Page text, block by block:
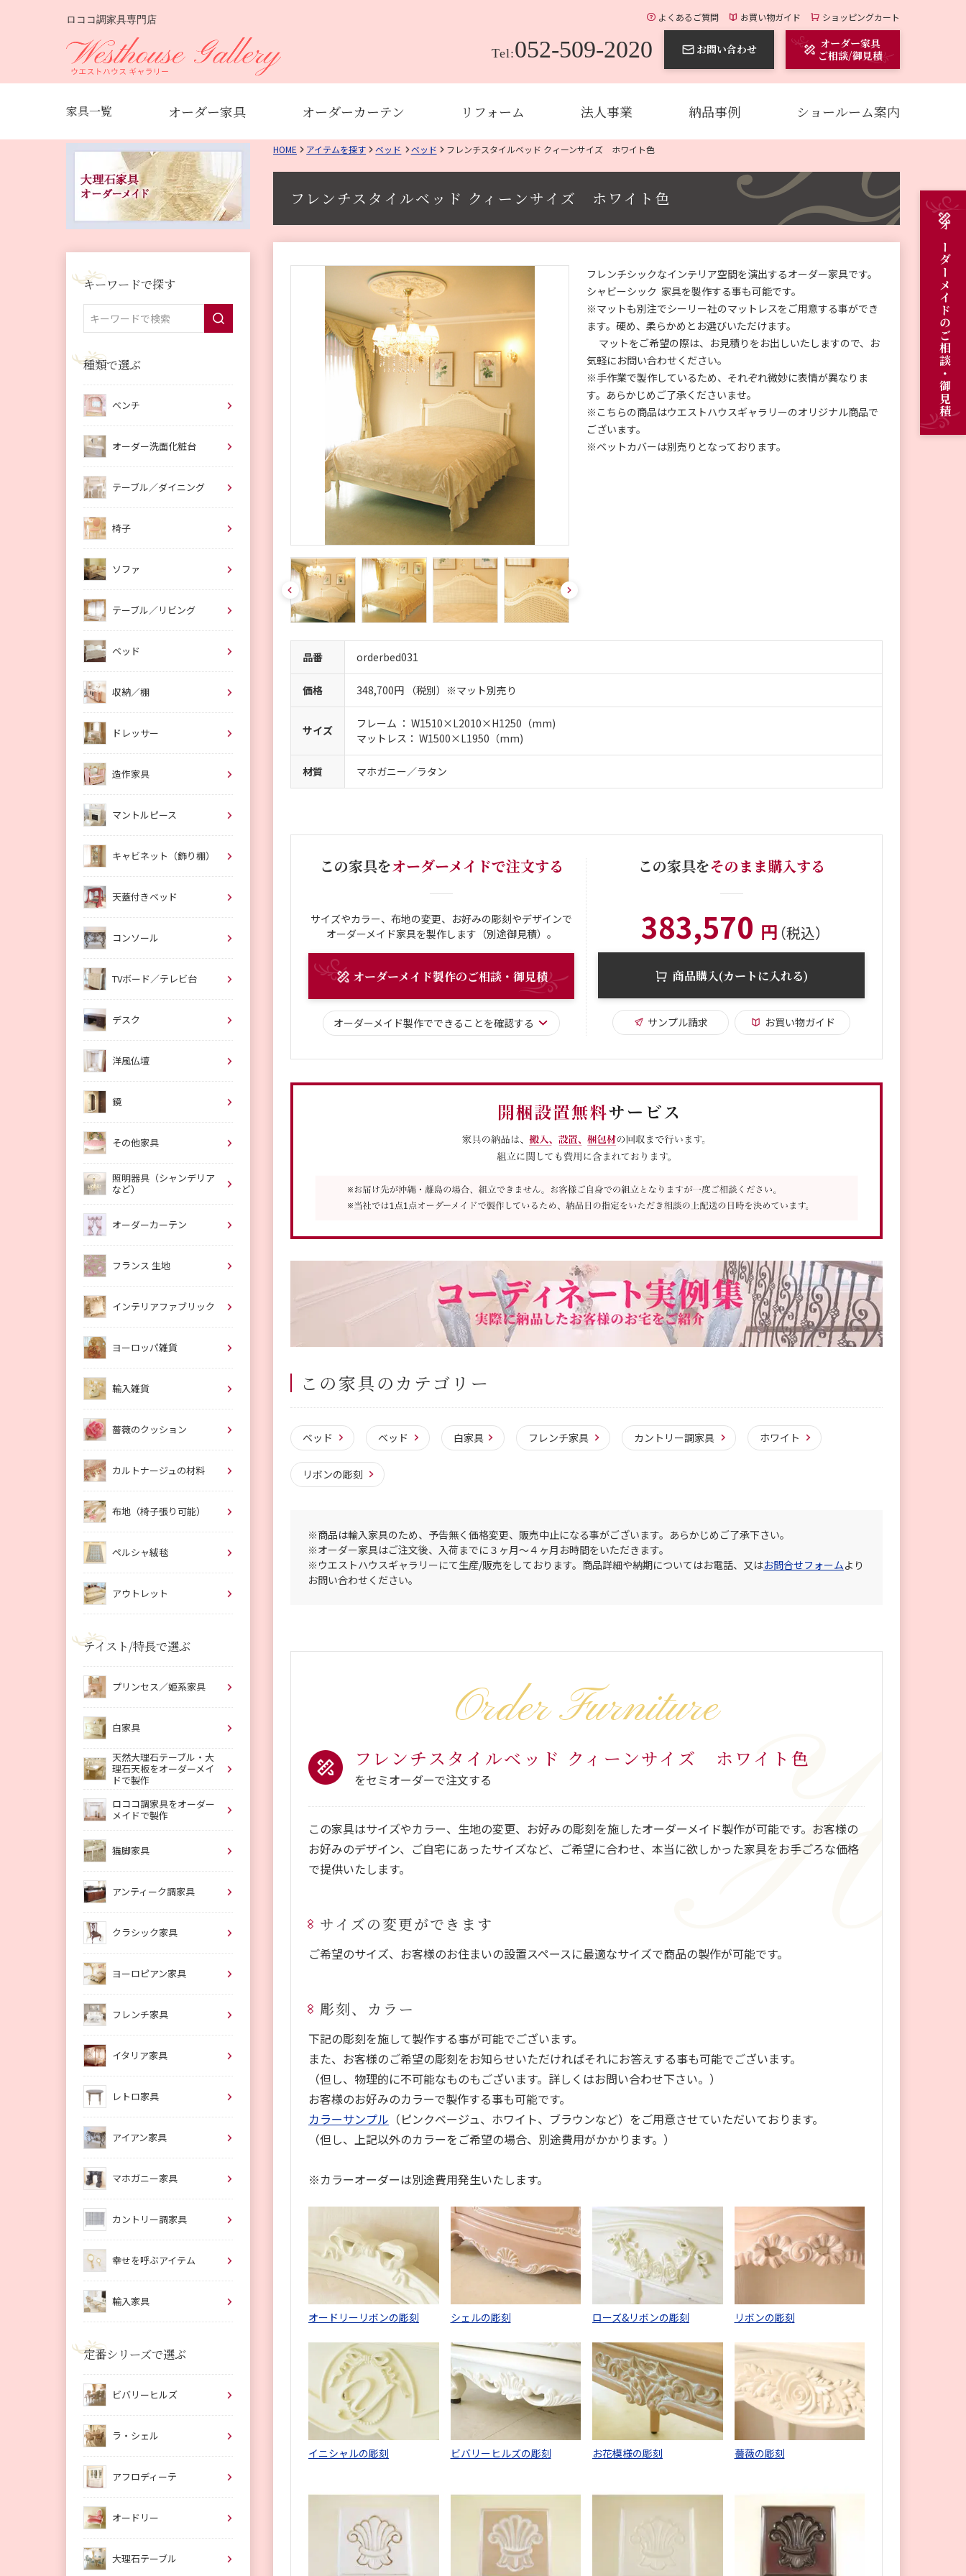
よくあるご質問 お買い物ガイド ショッピングカート
ロココ調家具専門店
Tel:052-509-2020 お問い合わせ
オーダー家具
ご相談/御見積
家具一覧 オーダー家具 オーダーカーテン リフォーム 法人事業 納品事例 ショールーム案内
オーダーメイドのご相談・御見積
HOME アイテムを探す ベッド ベッド フレンチスタイルベッド クィーンサイズ ホワイト色
フレンチスタイルベッド クィーンサイズ ホワイト色
pre
v
nex
t
フレンチシックなインテリア空間を演出するオーダー家具です。
シャビーシック 家具を製作する事も可能です。
※マットも別注でシーリー社のマットレスをご用意する事ができ
ます。硬め、柔らかめとお選びいただけます。
マットをご希望の際は、お見積りをお出しいたしますので、お
気軽にお問い合わせください。
※手作業で製作しているため、それぞれ微妙に表情が異なりま
す。あらかじめご了承くださいませ。
※こちらの商品はウエストハウスギャラリーのオリジナル商品で
ございます。
※ベットカバーは別売りとなっております。
品番 orderbed031
価格 348,700円 （税別）※マット別売り
サイズ
フレーム ： W1510×L2010×H1250（mm)
マットレス： W1500×L1950（mm)
材質 マホガニー／ラタン
この家具をオーダーメイドで注文する
サイズやカラー、布地の変更、お好みの彫刻やデザインで
オーダーメイド家具を製作します（別途御見積）。
オーダーメイド製作のご相談・御見積
オーダーメイド製作でできることを確認する
この家具をそのまま購入する
383,570 円（税込）
商品購入(カートに入れる)
サンプル請求 お買い物ガイド
この家具のカテゴリー
ベッド ベッド 白家具 フレンチ家具 カントリー調家具 ホワイト
リボンの彫刻
※商品は輸入家具のため、予告無く価格変更、販売中止になる事がございます。あらかじめご了承下さい。
※オーダー家具はご注文後、入荷までに３ヶ月〜４ヶ月お時間をいただきます。
※ウエストハウスギャラリーにて生産/販売をしております。商品詳細や納期についてはお電話、又はお問合せフォームより
お問い合わせください。
Order Furniture
フレンチスタイルベッド クィーンサイズ ホワイト色
をセミオーダーで注文する
この家具はサイズやカラー、生地の変更、お好みの彫刻を施したオーダーメイド製作が可能です。お客様の
お好みのデザイン、ご自宅にあったサイズなど、ご希望に合わせ、本当に欲しかった家具をお手ごろな価格
で提供いたします。
サイズの変更ができます
ご希望のサイズ、お客様のお住まいの設置スペースに最適なサイズで商品の製作が可能です。
彫刻、カラー
下記の彫刻を施して製作する事が可能でございます。
また、お客様のご希望の彫刻をお知らせいただければそれにお答えする事も可能でございます。
（但し、物理的に不可能なものもございます。詳しくはお問い合わせ下さい。）
お客様のお好みのカラーで製作する事も可能です。
カラーサンプル （ピンクベージュ、ホワイト、ブラウンなど）をご用意させていただいております。
（但し、上記以外のカラーをご希望の場合、別途費用がかかります。）
※カラーオーダーは別途費用発生いたします。
オードリーリボンの彫刻 シェルの彫刻 ローズ&リボンの彫刻 リボンの彫刻
イニシャルの彫刻 ビバリーヒルズの彫刻 お花模様の彫刻 薔薇の彫刻
キーワードで探す
種類で選ぶ
ベンチ
オーダー洗面化粧台
テーブル／ダイニング
椅子
ソファ
テーブル／リビング
ベッド
収納／棚
ドレッサー
造作家具
マントルピース
キャビネット（飾り棚）
天蓋付きベッド
コンソール
TVボード／テレビ台
デスク
洋風仏壇
鏡
その他家具
照明器具（シャンデリア
など）
オーダーカーテン
フランス 生地
インテリアファブリック
ヨーロッパ雑貨
輸入雑貨
薔薇のクッション
カルトナージュの材料
布地（椅子張り可能）
ペルシャ絨毯
アウトレット
テイスト/特長で選ぶ
プリンセス／姫系家具
白家具
天然大理石テーブル・大
理石天板をオーダーメイ
ドで製作
ロココ調家具をオーダー
メイドで製作
猫脚家具
アンティーク調家具
クラシック家具
ヨーロピアン家具
フレンチ家具
イタリア家具
レトロ家具
アイアン家具
マホガニー家具
カントリー調家具
幸せを呼ぶアイテム
輸入家具
定番シリーズで選ぶ
ビバリーヒルズ
ラ・シェル
アフロディーテ
オードリー
大理石テーブル